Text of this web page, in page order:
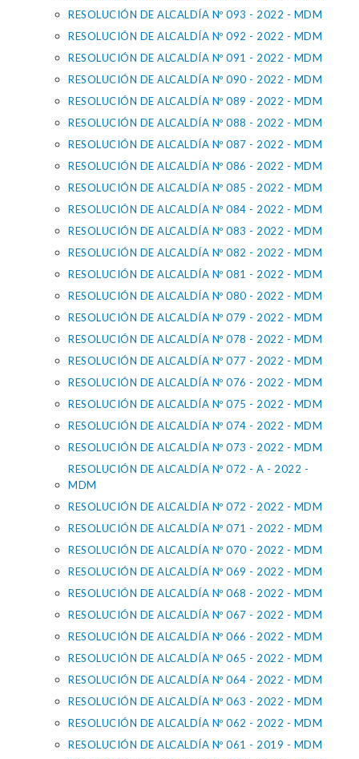
RESOLUCIÓN DE ALCALDÍA Nº 093 - 2022 - MDM
RESOLUCIÓN DE ALCALDÍA Nº 092 - 2022 - MDM
RESOLUCIÓN DE ALCALDÍA Nº 091 - 2022 - MDM
RESOLUCIÓN DE ALCALDÍA Nº 090 - 2022 - MDM
RESOLUCIÓN DE ALCALDÍA Nº 089 - 2022 - MDM
RESOLUCIÓN DE ALCALDÍA Nº 088 - 2022 - MDM
RESOLUCIÓN DE ALCALDÍA Nº 087 - 2022 - MDM
RESOLUCIÓN DE ALCALDÍA Nº 086 - 2022 - MDM
RESOLUCIÓN DE ALCALDÍA Nº 085 - 2022 - MDM
RESOLUCIÓN DE ALCALDÍA Nº 084 - 2022 - MDM
RESOLUCIÓN DE ALCALDÍA Nº 083 - 2022 - MDM
RESOLUCIÓN DE ALCALDÍA Nº 082 - 2022 - MDM
RESOLUCIÓN DE ALCALDÍA Nº 081 - 2022 - MDM
RESOLUCIÓN DE ALCALDÍA Nº 080 - 2022 - MDM
RESOLUCIÓN DE ALCALDÍA Nº 079 - 2022 - MDM
RESOLUCIÓN DE ALCALDÍA Nº 078 - 2022 - MDM
RESOLUCIÓN DE ALCALDÍA Nº 077 - 2022 - MDM
RESOLUCIÓN DE ALCALDÍA Nº 076 - 2022 - MDM
RESOLUCIÓN DE ALCALDÍA Nº 075 - 2022 - MDM
RESOLUCIÓN DE ALCALDÍA Nº 074 - 2022 - MDM
RESOLUCIÓN DE ALCALDÍA Nº 073 - 2022 - MDM
RESOLUCIÓN DE ALCALDÍA Nº 072 - A - 2022 -
MDM
RESOLUCIÓN DE ALCALDÍA Nº 072 - 2022 - MDM
RESOLUCIÓN DE ALCALDÍA Nº 071 - 2022 - MDM
RESOLUCIÓN DE ALCALDÍA Nº 070 - 2022 - MDM
RESOLUCIÓN DE ALCALDÍA Nº 069 - 2022 - MDM
RESOLUCIÓN DE ALCALDÍA Nº 068 - 2022 - MDM
RESOLUCIÓN DE ALCALDÍA Nº 067 - 2022 - MDM
RESOLUCIÓN DE ALCALDÍA Nº 066 - 2022 - MDM
RESOLUCIÓN DE ALCALDÍA Nº 065 - 2022 - MDM
RESOLUCIÓN DE ALCALDÍA Nº 064 - 2022 - MDM
RESOLUCIÓN DE ALCALDÍA Nº 063 - 2022 - MDM
RESOLUCIÓN DE ALCALDÍA Nº 062 - 2022 - MDM
RESOLUCIÓN DE ALCALDÍA Nº 061 - 2019 - MDM